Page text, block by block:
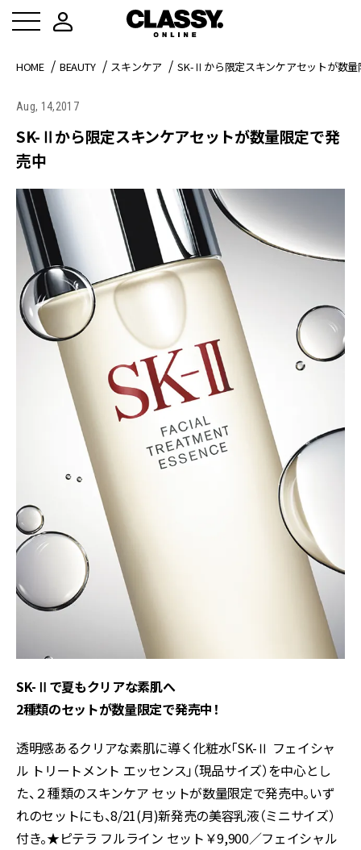
HOME BEAUTY スキンケア SK-Ⅱから限定スキンケアセットが数量
Aug, 14,2017
SK-Ⅱから限定スキンケアセットが数量限定で発
売中
SK-Ⅱで夏もクリアな素肌へ
2種類のセットが数量限定で発売中！
透明感あるクリアな素肌に導く化粧水「SK-Ⅱ フェイシャ
ル トリートメント エッセンス」（現品サイズ）を中心とし
た、２種類のスキンケア セットが数量限定で発売中。いず
れのセットにも、8/21(月)新発売の美容乳液（ミニサイズ）
付き。★ピテラ フルライン セット￥9,900／フェイシャル